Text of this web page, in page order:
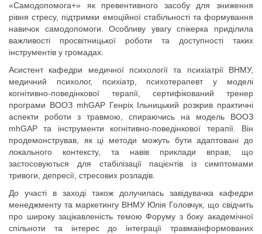
«Самодопомога+» як превентивного засобу для зниження
рівня стресу, підтримки емоційної стабільності та формування
навичок самодопомоги. Особливу увагу спікерка приділила
важливості просвітницької роботи та доступності таких
інструментів у громадах.
Асистент кафедри медичної психології та психіатрії ВНМУ,
медичний психолог, психіатр, психотерапевт у моделі
когнітивно-поведінкової терапії, сертифікований тренер
програми ВООЗ mhGAP Генріх Ільницький розкрив практичні
аспекти роботи з травмою, спираючись на модель ВООЗ
mhGAP та інструменти когнітивно-поведінкової терапії. Він
продемонстрував, як ці методи можуть бути адаптовані до
локального контексту, та навів приклади вправ, що
застосовуються для стабілізації пацієнтів із симптомами
тривоги, депресії, стресових розладів.
До участі в заході також долучилась завідувачка кафедри
менеджменту та маркетингу ВНМУ Юлія Головчук, що свідчить
про широку зацікавленість темою Форуму з боку академічної
спільноти та інтерес до інтеграції травмаінформованих